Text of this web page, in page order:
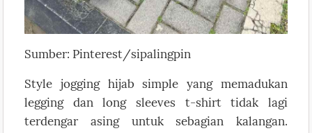
Sumber: Pinterest/sipalingpin
Style jogging hijab simple yang memadukan
legging dan long sleeves t-shirt tidak lagi
terdengar asing untuk sebagian kalangan.